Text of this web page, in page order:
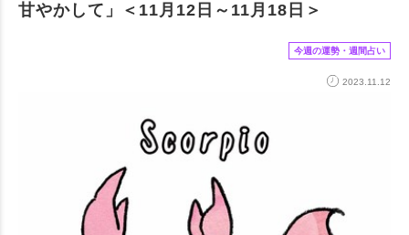
甘やかして」＜11月12日～11月18日＞
今週の運勢・週間占い
2023.11.12